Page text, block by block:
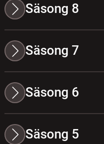
Säsong 8
Säsong 7
Säsong 6
Säsong 5